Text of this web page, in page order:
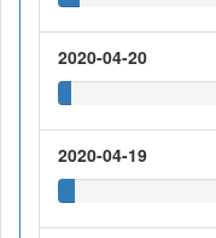
2020-04-20
2020-04-19